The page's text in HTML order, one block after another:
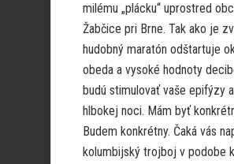
milému „plácku“ uprostred
Žabčice pri Brne. Tak ako je
hudobný maratón odštartuje
obeda a vysoké hodnoty
budú stimulovať vaše epifýzy
hlbokej noci. Mám byť
Budem konkrétny. Čaká vás
kolumbijský trojboj v podobe